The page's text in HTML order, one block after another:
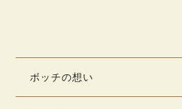
ボッチの想い